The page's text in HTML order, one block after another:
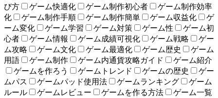
び方
ゲーム快適化 ゲーム制作初心者
ゲーム制作効率
化
ゲーム制作手順 ゲーム制作簡単 ゲーム収益化
ゲ
ーム変化
ゲーム学習 ゲーム対策 ゲーム性
ゲーム初
心者
ゲーム情報 ゲーム成績可視化 ゲーム戦略
ゲー
ム攻略
ゲーム文化 ゲーム最適化 ゲーム歴史
ゲーム
用語
ゲーム制作 ゲーム内通貨攻略ガイド
ゲーム紹介
ゲームを作ろう
ゲームトレンド ゲームの歴史
ゲー
ムパス
ゲームパッド使用法 ゲームランキング
ゲーム
ルール
ゲームレビュー ゲームを作る方法
ゲーム一覧